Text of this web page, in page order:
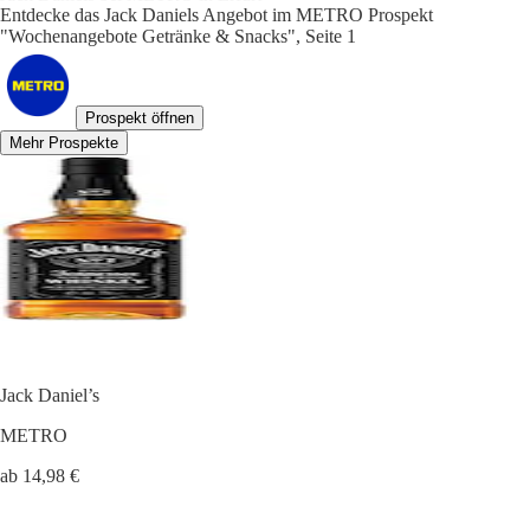
Entdecke das Jack Daniels Angebot im METRO Prospekt
"Wochenangebote Getränke & Snacks", Seite 1
Prospekt öffnen
Mehr Prospekte
Jack Daniel’s
METRO
ab 14,98 €